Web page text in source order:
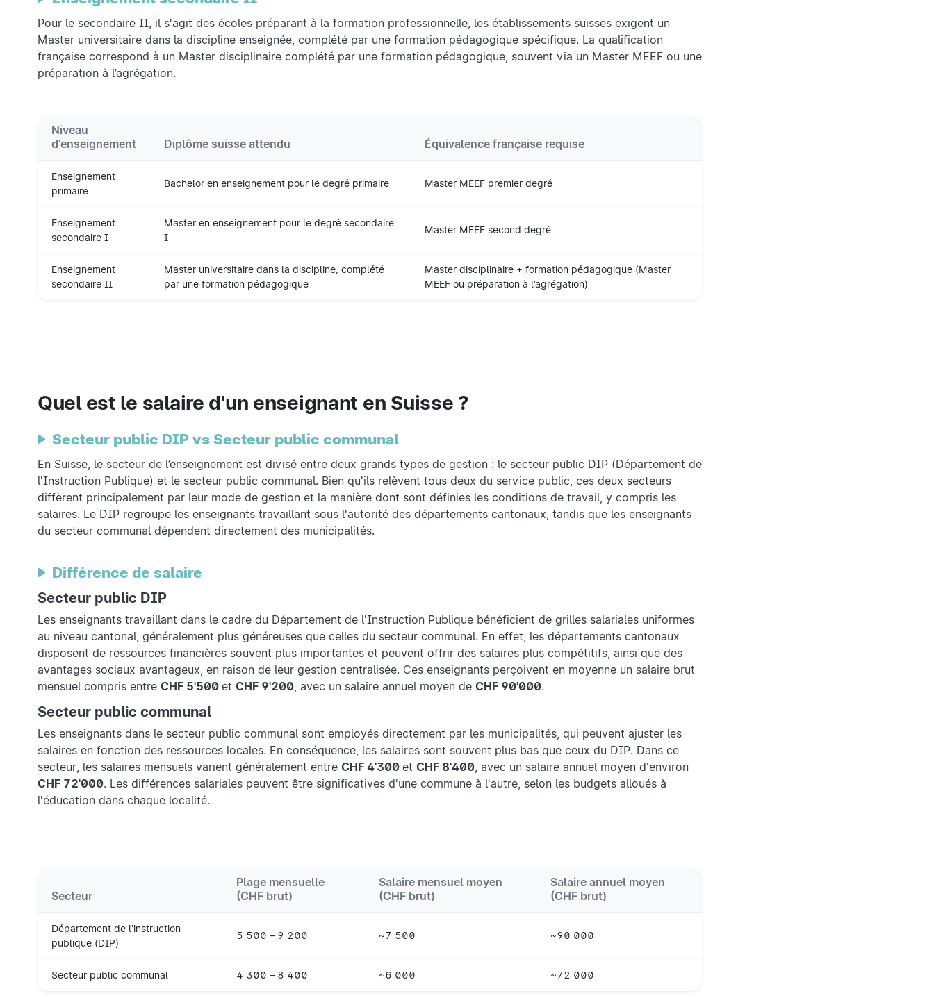
Pour le secondaire II, il s'agit des écoles préparant à la formation professionnelle, les établissements suisses exigent un
Master universitaire dans la discipline enseignée, complété par une formation pédagogique spécifique. La qualification
française correspond à un Master disciplinaire complété par une formation pédagogique, souvent via un Master MEEF ou une
préparation à l’agrégation.
Niveau
d'enseignement
Diplôme suisse attendu Équivalence française requise
Enseignement
primaire
Bachelor en enseignement pour le degré primaire Master MEEF premier degré
Enseignement
secondaire I
Master en enseignement pour le degré secondaire
I
Master MEEF second degré
Enseignement
secondaire II
Master universitaire dans la discipline, complété
par une formation pédagogique
Master disciplinaire + formation pédagogique (Master
MEEF ou préparation à l’agrégation)
Quel est le salaire d'un enseignant en Suisse ?
Secteur public DIP vs Secteur public communal
En Suisse, le secteur de l’enseignement est divisé entre deux grands types de gestion : le secteur public DIP (Département de
l'Instruction Publique) et le secteur public communal. Bien qu'ils relèvent tous deux du service public, ces deux secteurs
diffèrent principalement par leur mode de gestion et la manière dont sont définies les conditions de travail, y compris les
salaires. Le DIP regroupe les enseignants travaillant sous l'autorité des départements cantonaux, tandis que les enseignants
du secteur communal dépendent directement des municipalités.
Différence de salaire
Secteur public DIP
Les enseignants travaillant dans le cadre du Département de l'Instruction Publique bénéficient de grilles salariales uniformes
au niveau cantonal, généralement plus généreuses que celles du secteur communal. En effet, les départements cantonaux
disposent de ressources financières souvent plus importantes et peuvent offrir des salaires plus compétitifs, ainsi que des
avantages sociaux avantageux, en raison de leur gestion centralisée. Ces enseignants perçoivent en moyenne un salaire brut
mensuel compris entre CHF 5'500 et CHF 9'200, avec un salaire annuel moyen de CHF 90'000.
Secteur public communal
Les enseignants dans le secteur public communal sont employés directement par les municipalités, qui peuvent ajuster les
salaires en fonction des ressources locales. En conséquence, les salaires sont souvent plus bas que ceux du DIP. Dans ce
secteur, les salaires mensuels varient généralement entre CHF 4'300 et CHF 8'400, avec un salaire annuel moyen d'environ
CHF 72'000. Les différences salariales peuvent être significatives d'une commune à l'autre, selon les budgets alloués à
l'éducation dans chaque localité.
Secteur
Plage mensuelle
(CHF brut)
Salaire mensuel moyen
(CHF brut)
Salaire annuel moyen
(CHF brut)
Département de l'instruction
publique (DIP)
5 500 – 9 200 ~7 500 ~90 000
Secteur public communal 4 300 – 8 400 ~6 000 ~72 000